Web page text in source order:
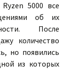
5000 все
об их
После
количество
но появились
из которых